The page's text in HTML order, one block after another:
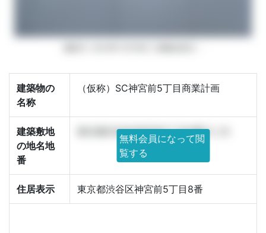
建築物の
名称
（仮称）SC神宮前5丁目商業計画
建築敷地
の地名地
番
東京都渋谷区神宮前5丁目8番21, 23
無料会員になって閲
覧する
住居表示 東京都渋谷区神宮前5丁目8番